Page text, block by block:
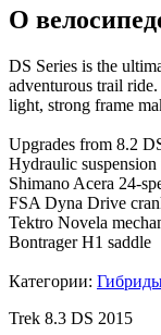
О
DS Series is the
adventurous trail ride.
light, strong frame
Upgrades from 8.2
Hydraulic
Shimano Acera 24-
FSA Dyna Drive
Tektro Novela
Bontrager H1 saddle
Категории:
Trek 8.3 DS 2015